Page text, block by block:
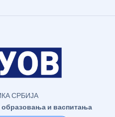
СРБИЈА
и васпитања